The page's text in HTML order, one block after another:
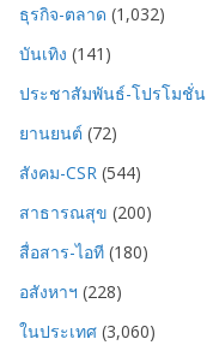
ธุรกิจ-ตลาด (1,032)
บันเทิง (141)
ประชาสัมพันธ์-โปรโมชั่น
ยานยนต์ (72)
สังคม-CSR (544)
สาธารณสุข (200)
สื่อสาร-ไอที (180)
อสังหาฯ (228)
ในประเทศ (3,060)